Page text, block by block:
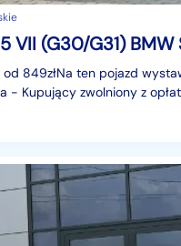
849złNa ten pojazd
- Kupujący zwolniony z opłat
6 miesięcy.Cechy